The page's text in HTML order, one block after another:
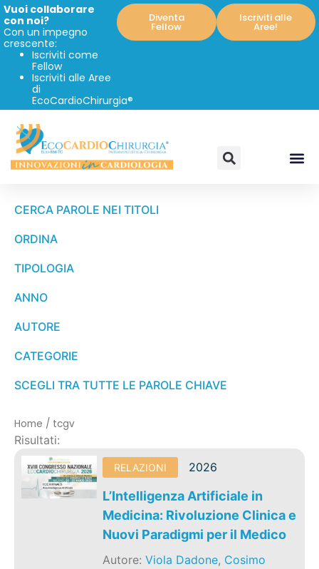
Vuoi collaborare
con noi?
Con un impegno
crescente:
Iscriviti come
Fellow
Iscriviti alle Aree
di
EcoCardioChirurgia®
Diventa
Fellow
Iscriviti alle
Aree!
CERCA PAROLE NEI TITOLI
ORDINA
TIPOLOGIA
ANNO
AUTORE
CATEGORIE
SCEGLI TRA TUTTE LE PAROLE CHIAVE
Home / tcgv
Risultati:
RELAZIONI 2026
L’Intelligenza Artificiale in
Medicina: Rivoluzione Clinica e
Nuovi Paradigmi per il Medico
Autore:Viola Dadone, Cosimo